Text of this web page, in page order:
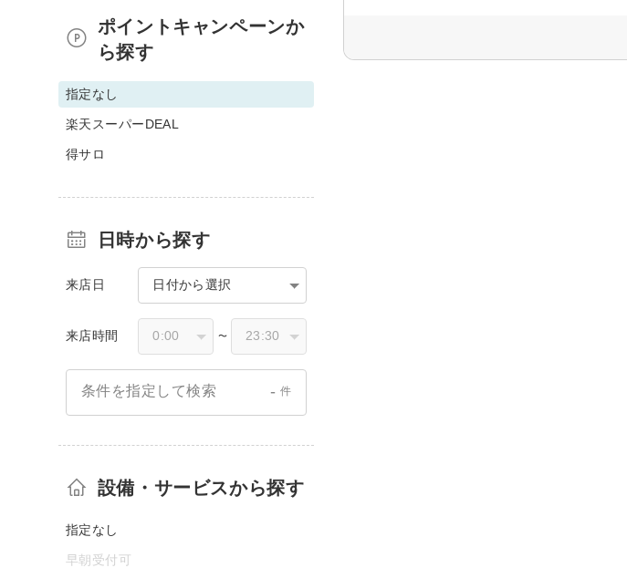
ポイントキャンペーンか
ら探す
指定なし
楽天スーパーDEAL
得サロ
日時から探す
来店日 日付から選択
来店時間 〜
条件を指定して検索 - 件
設備・サービスから探す
指定なし
早朝受付可